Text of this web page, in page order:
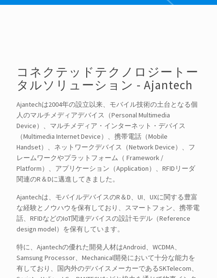
コネクテッドテクノロジートー
タルソリューション - Ajantech
Ajantechは2004年の設立以来、モバイル技術の土台となる個
人のマルチメディアデバイス（Personal Multimedia
Device）、マルチメディア・インターネット・デバイス
（Multimedia Internet Device）、携帯電話（Mobile
Handset）、ネットワークデバイス（Network Device）、フ
レームワークやプラットフォーム（ Framework /
Platform）、アプリケーション（Application）、RFIDリーダ
関連のR＆Dに邁進してきました。
Ajantechは、モバイルデバイスのR＆D、UI、UXに関する豊富
な経験とノウハウを保有しており、スマートフォン、携帯電
話、RFIDなどのIoT関連デバイスの設計モデル（Reference
design model）を保有しています。
特に、Ajantechの優れた開発人材はAndroid、WCDMA、
Samsung Processor、Mechanical開発において十分な能力を
有しており、国内外のデバイスメーカーであるSKTelecom、